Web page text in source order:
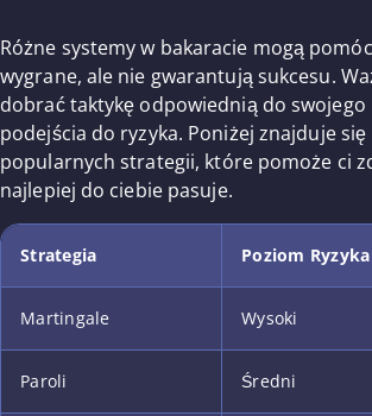
Różne systemy w bakaracie mogą
wygrane, ale nie gwarantują sukcesu.
dobrać taktykę odpowiednią do
podejścia do ryzyka. Poniżej znajduje
popularnych strategii, które pomoże ci
najlepiej do ciebie pasuje.
Strategia Poziom Ryzyka
Martingale Wysoki
Paroli Średni